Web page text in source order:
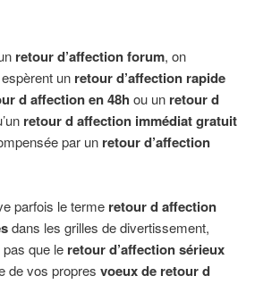
retour d’affection forum, on
un retour d’affection rapide
d affection en 48h ou un retour d
retour d affection immédiat gratuit
par un retour d’affection
parfois le terme retour d affection
dans les grilles de divertissement,
pas que le retour d’affection sérieux
de vos propres voeux de retour d